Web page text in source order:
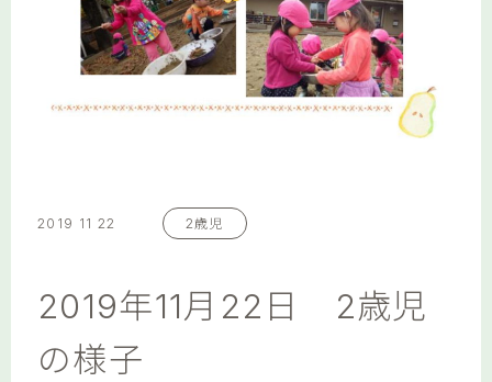
2019 11 22 2歳児
2019年11月22日 2歳児
の様子